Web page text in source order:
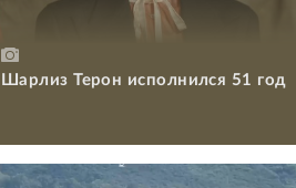
Шарлиз Терон исполнился 51 год